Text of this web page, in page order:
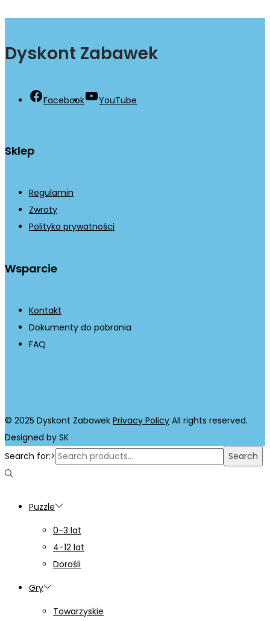
Dyskont Zabawek
Facebook YouTube
Sklep
Regulamin
Zwroty
Polityka prywatności
Wsparcie
Kontakt
Dokumenty do pobrania
FAQ
© 2025 Dyskont Zabawek Privacy Policy All rights reserved.
Designed by SK
Search for:>
Search
Puzzle
0-3 lat
4-12 lat
Dorośli
Gry
Towarzyskie